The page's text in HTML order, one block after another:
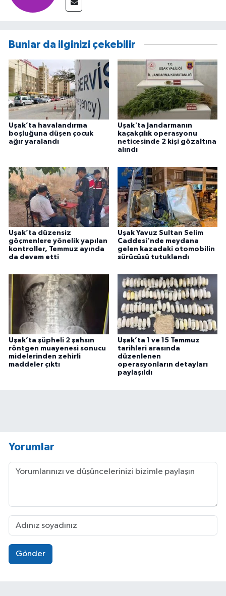
Bunlar da ilginizi çekebilir
Uşak’ta havalandırma
boşluğuna düşen çocuk
ağır yaralandı
Uşak'ta Jandarmanın
kaçakçılık operasyonu
neticesinde 2 kişi gözaltına
alındı
Uşak’ta düzensiz
göçmenlere yönelik yapılan
kontroller, Temmuz ayında
da devam etti
Uşak Yavuz Sultan Selim
Caddesi'nde meydana
gelen kazadaki otomobilin
sürücüsü tutuklandı
Uşak’ta şüpheli 2 şahsın
röntgen muayenesi sonucu
midelerinden zehirli
maddeler çıktı
Uşak’ta 1 ve 15 Temmuz
tarihleri arasında
düzenlenen
operasyonların detayları
paylaşıldı
Yorumlar
Gönder